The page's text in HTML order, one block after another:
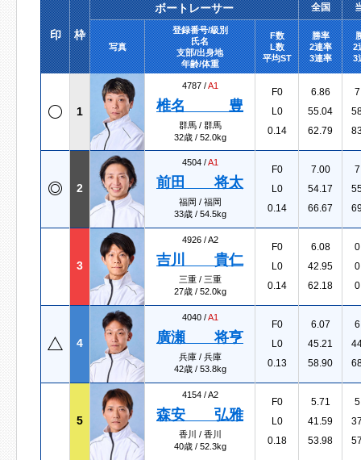
印 枠
ボートレーサー 全国
写真
登録番号/級別
氏名
支部/出身地
年齢/体重
F数
L数
平均ST
勝率
2連率
3連率
2
3
1
4787 /A1
椎名 豊
群馬 / 群馬
32歳 / 52.0kg
F0
L0
0.14
6.86
55.04
62.79
2
4504 /A1
前田 将太
福岡 / 福岡
33歳 / 54.5kg
F0
L0
0.14
7.00
54.17
66.67
3
4926 /A2
吉川 貴仁
三重 / 三重
27歳 / 52.0kg
F0
L0
0.14
6.08
42.95
62.18
4
4040 /A1
廣瀬 将亨
兵庫 / 兵庫
42歳 / 53.8kg
F0
L0
0.13
6.07
45.21
58.90
5
4154 /A2
森安 弘雅
香川 / 香川
40歳 / 52.3kg
F0
L0
0.18
5.71
41.59
53.98